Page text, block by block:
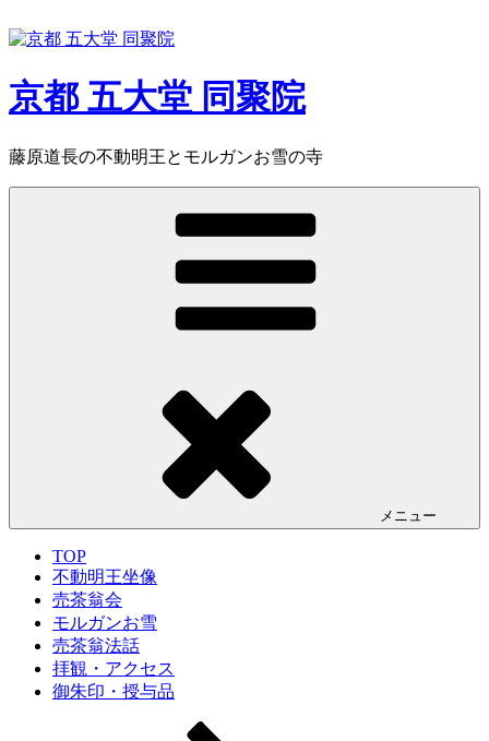
ン
ン
ツ
ス
京都 五大堂 同聚院
藤原道長の不動明王とモルガンお雪の寺
メニュー
TOP
不動明王坐像
売茶翁会
モルガンお雪
売茶翁法話
拝観・アクセス
御朱印・授与品